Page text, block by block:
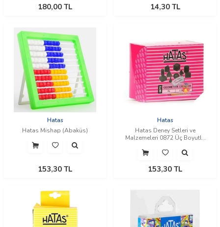
180,00 TL 14,30TL
Hatas
Hatas Mishap (Abaküs)
153,30 TL
Hatas
Hatas Deney Setleri ve
Malzemeleri 0872 Üç Boyutlu
153,30 TL